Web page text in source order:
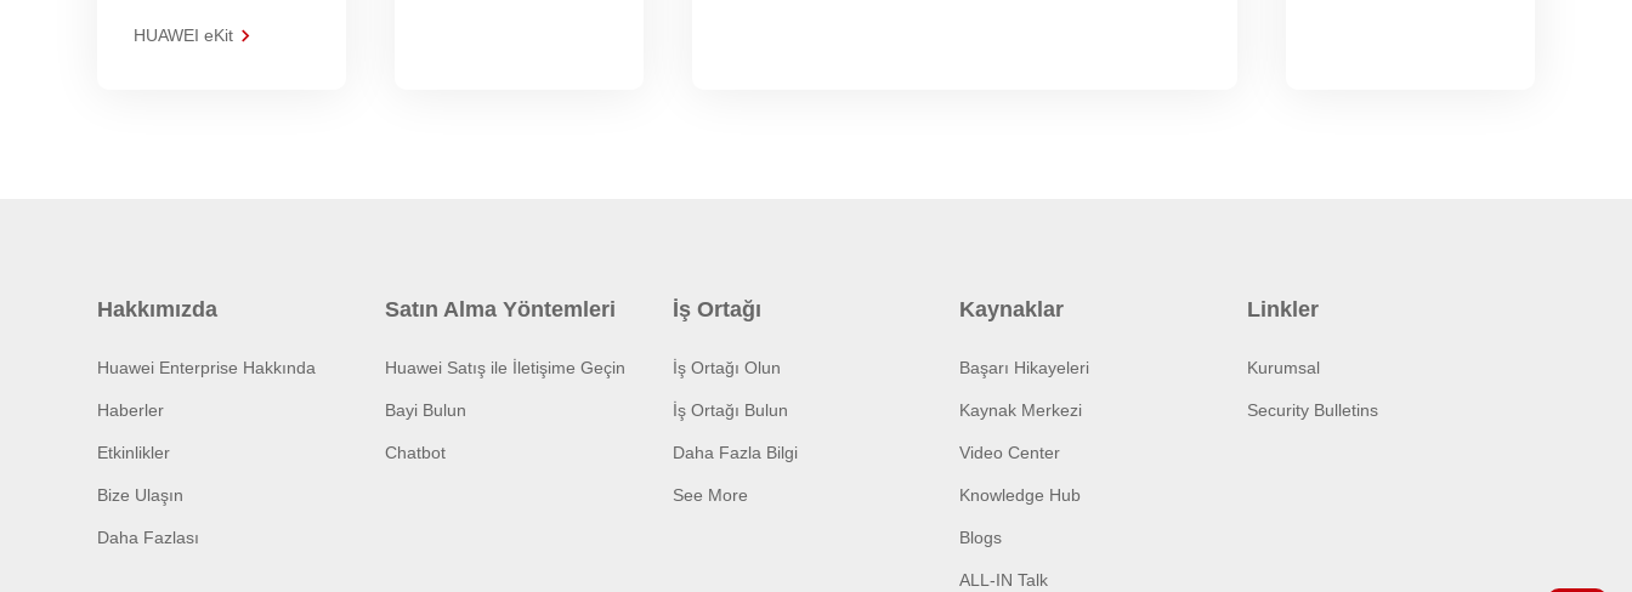
HUAWEI eKit
Hakkımızda
Huawei Enterprise Hakkında
Haberler
Etkinlikler
Bize Ulaşın
Daha Fazlası
Satın Alma Yöntemleri
Huawei Satış ile İletişime Geçin
Bayi Bulun
Chatbot
İş Ortağı
İş Ortağı Olun
İş Ortağı Bulun
Daha Fazla Bilgi
See More
Kaynaklar
Başarı Hikayeleri
Kaynak Merkezi
Video Center
Knowledge Hub
Blogs
ALL-IN Talk
Linkler
Kurumsal
Security Bulletins